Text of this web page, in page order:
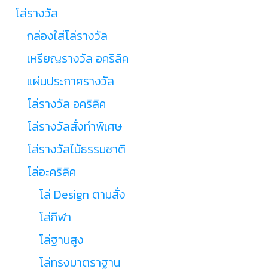
โล่รางวัล
กล่องใส่โล่รางวัล
เหรียญรางวัล อคริลิค
แผ่นประกาศรางวัล
โล่รางวัล อคริลิค
โล่รางวัลสั่งทำพิเศษ
โล่รางวัลไม้ธรรมชาติ
โล่อะคริลิค
โล่ Design ตามสั่ง
โล่กีฬา
โล่ฐานสูง
โล่ทรงมาตราฐาน